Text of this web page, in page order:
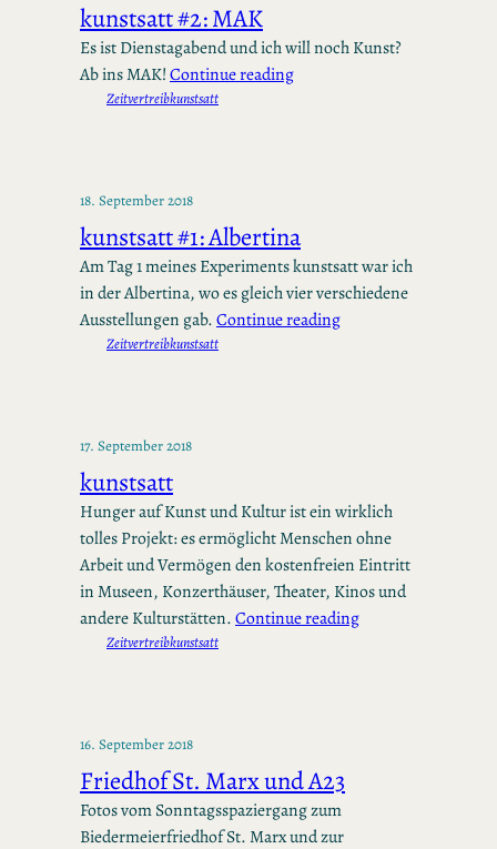
kunstsatt #2: MAK
Es ist Dienstagabend und ich will noch Kunst?
Ab ins MAK!Continue reading
Zeitvertreibkunstsatt
18. September 2018
kunstsatt #1: Albertina
Am Tag 1 meines Experiments kunstsatt war ich
in der Albertina, wo es gleich vier verschiedene
Ausstellungen gab.Continue reading
Zeitvertreibkunstsatt
17. September 2018
kunstsatt
Hunger auf Kunst und Kultur ist ein wirklich
tolles Projekt: es ermöglicht Menschen ohne
Arbeit und Vermögen den kostenfreien Eintritt
in Museen, Konzerthäuser, Theater, Kinos und
andere Kulturstätten.Continue reading
Zeitvertreibkunstsatt
16. September 2018
Friedhof St. Marx und A23
Fotos vom Sonntagsspaziergang zum
Biedermeierfriedhof St. Marx und zur